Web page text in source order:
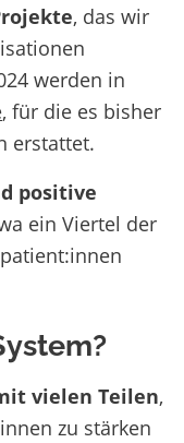
, das wir
werden in
, für die es bisher
erstattet.
positive
ein Viertel der
vielen Teilen,
zu stärken